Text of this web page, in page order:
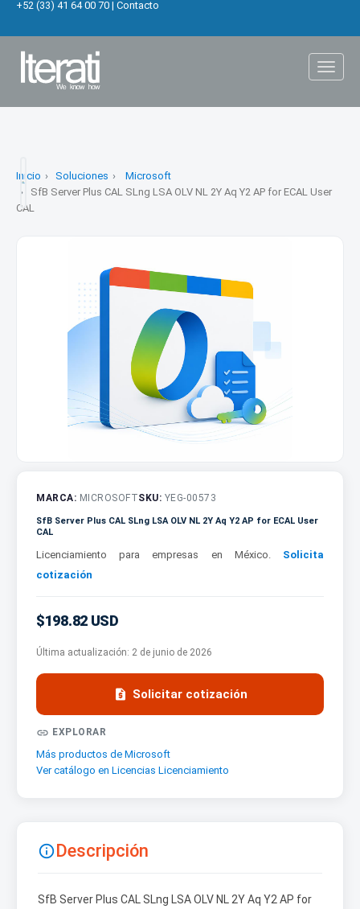
+52 (33) 41 64 00 70 | Contacto
Inicio Soluciones
Microsoft
SfB Server Plus CAL SLng LSA OLV NL 2Y Aq Y2 AP for ECAL User
CAL
MARCA: MICROSOFTSKU: YEG-00573
SfB Server Plus CAL SLng LSA OLV NL 2Y Aq Y2 AP for ECAL User
CAL
Licenciamiento para empresas en México. Solicita
cotización
$198.82 USD
Última actualización: 2 de junio de 2026
 Solicitar cotización
 EXPLORAR
Más productos de Microsoft
Ver catálogo en Licencias Licenciamiento
Descripción
SfB Server Plus CAL SLng LSA OLV NL 2Y Aq Y2 AP for